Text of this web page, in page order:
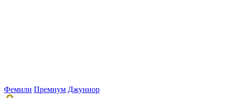
Фемили Премиум Джуниор